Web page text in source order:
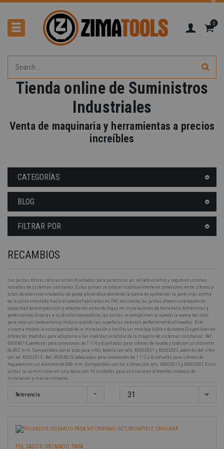
0
Tienda online de Suministros
Industriales
Venta de maquinaria y herramientas a precios
increíbles
CATEGORÍAS
BLOG
FILTRAR POR
RECAMBIOS
Las juntas tóricas cónicas están diseñadas para garantizar un sellado estanco y seguro en uniones
roscadas de sistemas sanitarios. Estas juntas se colocan habitualmente en conexiones entre sifones y
tubos de extensión o tuberías de pared, alojándose dentro de la tuerca de apriete con la parte más ancha
de la junta orientada hacia el exterior.Fabricadas en PVC resistente, las juntas ofrecen una excelente
capacidad de comprensión y adaptación, evitando fugas en instalaciones de fontanería domésticas y
profesionales.Gracias a su diseño troncocónico, las juntas se comprimen al apretar la tuerca del racor
para crear un cierre estanco incluso cuando las superficies no están perfectamente alineadas. Este
sistema mejora la estanqueidad de la instalación y facilita un montaje fiable y duradero.Disponibles en
diferentes medidas para adaptarse a las medidas estándar de la mayoría de sistemas sanitarios:· Ref.
65006014, perfectas para conexiones de 1 1/4 y diseñadas para sifones de lavabo y bidé con un diámetro
de Ø32 mm. Compatibles con el tubo para sifón botella con refs. 65002021 y 65002022, además del sifón
con ref. 65002013.· Ref. 65006015, adecuadas para conexiones de 1 1/2 y diseñadas para sifones de
fregadero con un diámetro de Ø40 mm. Compatibles con los sifones con refs. 65002013 y 65002002.Estas
juntas se suministran en una bolsa con 10 unidades para utilizarse en diferentes trabajos de
instalación y mantenimiento.
Relevancia 31
PULSADOR CROMADO PARA...